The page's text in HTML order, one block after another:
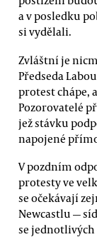
a v posledku
si vydělali.
Zvláštní je
Předseda
protest chápe,
Pozorovatelé
jež stávku
napojené
V pozdním
protesty ve
se očekávají
Newcastlu —
se jednotlivých